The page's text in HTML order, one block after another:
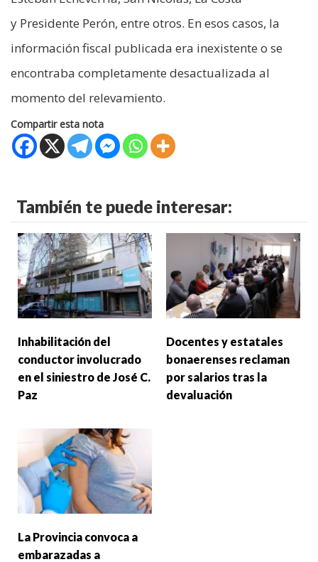
y Presidente Perón, entre otros. En esos casos, la
información fiscal publicada era inexistente o se
encontraba completamente desactualizada al
momento del relevamiento.
Compartir esta nota
También te puede interesar:
Inhabilitación del
conductor involucrado
en el siniestro de José C.
Paz
Docentes y estatales
bonaerenses reclaman
por salarios tras la
devaluación
La Provincia convoca a
embarazadas a